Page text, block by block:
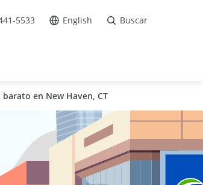
5533 Ir al sitio en Español /
English Buscar
en New Haven, CT